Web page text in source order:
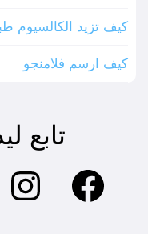
كيف تزيد الكالسيوم
كيف ارسم فلامنجو
تابع